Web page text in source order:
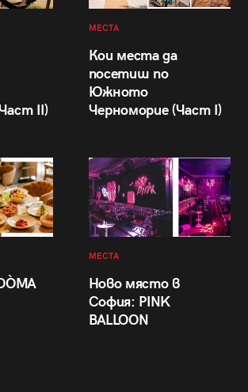
II)
МЕСТА
Кои места да
посетиш по
Южното
Черноморие (Част I)
МЕСТА
Ново място в
София: PINK
BALLOON